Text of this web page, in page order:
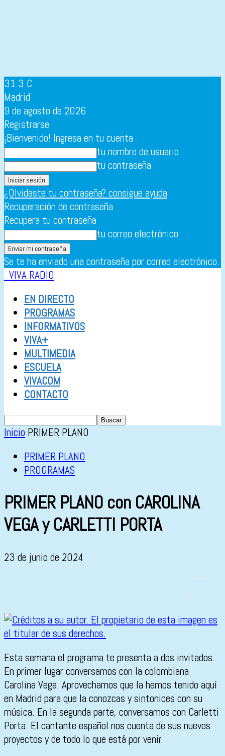
31.3 C
Madrid
9 de agosto de 2026
Registrarse
¡Bienvenido! Ingresa en tu cuenta
tu nombre de usuario
tu contraseña
¿Olvidaste tu contraseña? consigue ayuda
Recuperación de contraseña
Recupera tu contraseña
tu correo electrónico
Se te ha enviado una contraseña por correo electrónico.
VIVA RADIO
EN DIRECTO
PROGRAMAS
INFORMATIVOS
VIVA+
MULTIMEDIA
ESCUELA
VIVACOM
CONTACTO
Inicio PRIMER PLANO
PRIMER PLANO
PROGRAMAS
PRIMER PLANO con CAROLINA
VEGA y CARLETTI PORTA
23 de junio de 2024
Esta semana el programa te presenta a dos invitados.
En primer lugar conversamos con la colombiana
Carolina Vega. Aprovechamos que la hemos tenido aquí
en Madrid para que la conozcas y sintonices con su
música. En la segunda parte, conversamos con Carletti
Porta. El cantante español nos cuenta de sus nuevos
proyectos y de todo lo que está por venir.